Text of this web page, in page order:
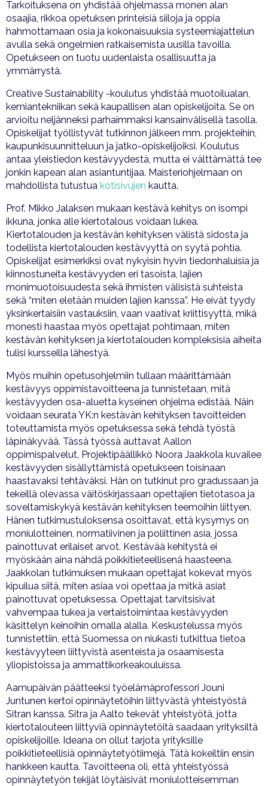
Tarkoituksena on yhdistää ohjelmassa monen alan
osaajia, rikkoa opetuksen printeisiä siiloja ja oppia
hahmottamaan osia ja kokonaisuuksia systeemiajattelun
avulla sekä ongelmien ratkaisemista uusilla tavoilla.
Opetukseen on tuotu uudenlaista osallisuutta ja
ymmärrystä.
Creative Sustainability -koulutus yhdistää muotoilualan,
kemiantekniikan sekä kaupallisen alan opiskelijoita. Se on
arvioitu neljänneksi parhaimmaksi kansainvälisellä tasolla.
Opiskelijat työllistyvät tutkinnon jälkeen mm. projekteihin,
kaupunkisuunnitteluun ja jatko-opiskelijoiksi. Koulutus
antaa yleistiedon kestävyydestä, mutta ei välttämättä tee
jonkin kapean alan asiantuntijaa. Maisteriohjelmaan on
mahdollista tutustua kotisivujen kautta.
Prof. Mikko Jalaksen mukaan kestävä kehitys on isompi
ikkuna, jonka alle kiertotalous voidaan lukea.
Kiertotalouden ja kestävän kehityksen välistä sidosta ja
todellista kiertotalouden kestävyyttä on syytä pohtia.
Opiskelijat esimerkiksi ovat nykyisin hyvin tiedonhaluisia ja
kiinnostuneita kestävyyden eri tasoista, lajien
monimuotoisuudesta sekä ihmisten välisistä suhteista
sekä “miten eletään muiden lajien kanssa”. He eivät tyydy
yksinkertaisiin vastauksiin, vaan vaativat kriittisyyttä, mikä
monesti haastaa myös opettajat pohtimaan, miten
kestävän kehityksen ja kiertotalouden kompleksisia aiheita
tulisi kursseilla lähestyä.
Myös muihin opetusohjelmiin tullaan määrittämään
kestävyys oppimistavoitteena ja tunnistetaan, mitä
kestävyyden osa-aluetta kyseinen ohjelma edistää. Näin
voidaan seurata YK:n kestävän kehityksen tavoitteiden
toteuttamista myös opetuksessa sekä tehdä työstä
läpinäkyvää. Tässä työssä auttavat Aallon
oppimispalvelut. Projektipäällikkö Noora Jaakkola kuvailee
kestävyyden sisällyttämistä opetukseen toisinaan
haastavaksi tehtäväksi. Hän on tutkinut pro gradussaan ja
tekeillä olevassa väitöskirjassaan opettajien tietotasoa ja
soveltamiskykyä kestävän kehityksen teemoihin liittyen.
Hänen tutkimustuloksensa osoittavat, että kysymys on
moniulotteinen, normatiivinen ja poliittinen asia, jossa
painottuvat erilaiset arvot. Kestävää kehitystä ei
myöskään aina nähdä poikkitieteellisenä haasteena.
Jaakkolan tutkimuksen mukaan opettajat kokevat myös
kipuilua siitä, miten asiaa voi opettaa ja mitkä asiat
painottuvat opetuksessa. Opettajat tarvitsisivat
vahvempaa tukea ja vertaistoimintaa kestävyyden
käsittelyn keinoihin omalla alalla. Keskustelussa myös
tunnistettiin, että Suomessa on niukasti tutkittua tietoa
kestävyyteen liittyvistä asenteista ja osaamisesta
yliopistoissa ja ammattikorkeakouluissa.
Aamupäivän päätteeksi työelämäprofessori Jouni
Juntunen kertoi opinnäytetöihin liittyvästä yhteistyöstä
Sitran kanssa. Sitra ja Aalto tekevät yhteistyötä, jotta
kiertotalouteen liittyviä opinnäytetöitä saadaan yrityksiltä
opiskelijoille. Ideana on ollut tarjota yrityksille
poikkitieteellisiä opinnäytetyötiimejä. Tätä kokeiltiin ensin
hankkeen kautta. Tavoitteena oli, että yhteistyössä
opinnäytetyön tekijät löytäisivät moniulotteisemman